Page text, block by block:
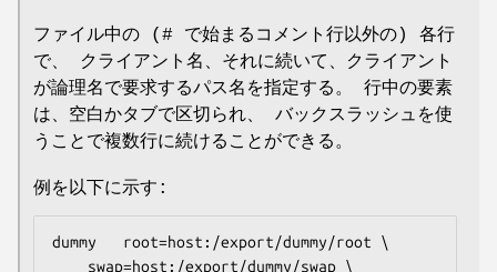
ファイル中の (# で始まるコメント行以外の) 各行
で、 クライアント名、それに続いて、クライアント
が論理名で要求するパス名を指定する。 行中の要素
は、空白かタブで区切られ、 バックスラッシュを使
うことで複数行に続けることができる。
例を以下に示す:
dummy	root=host:/export/dummy/root \